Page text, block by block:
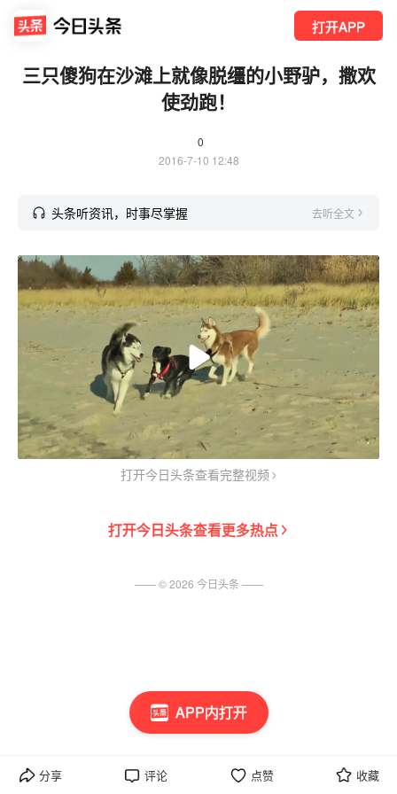
打开APP
APP内打开
三只傻狗在沙滩上就像脱缰的小野驴，撒欢
使劲跑！
0
2016-7-10 12:48
头条听资讯，时事尽掌握 去听全文
打开今日头条查看完整视频
打开今日头条查看更多热点
分享 评论 点赞 收藏
—— ©2026 今日头条 ——